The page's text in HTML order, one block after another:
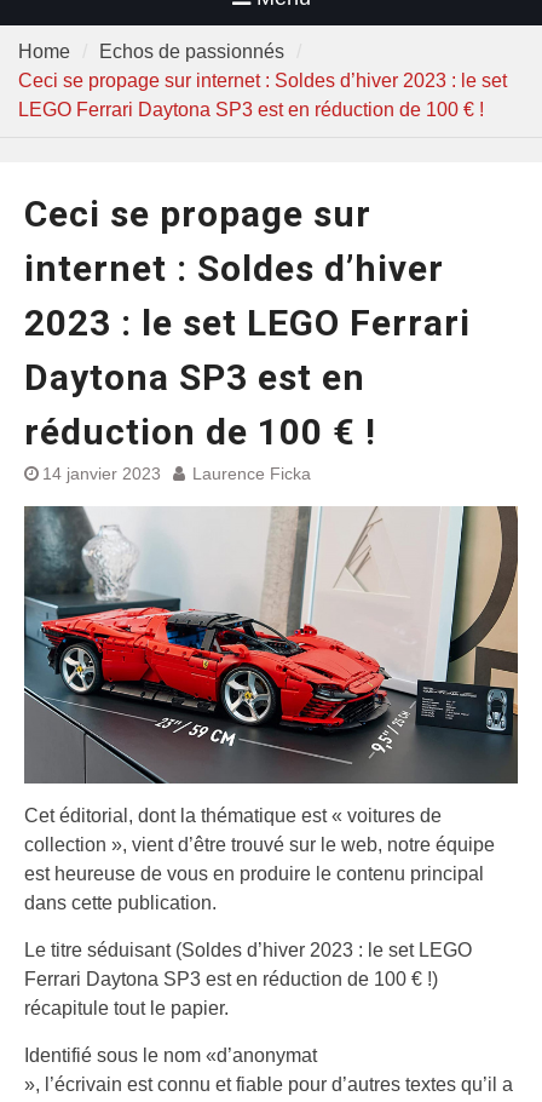
Home
Echos de passionnés
Ceci se propage sur internet : Soldes d’hiver 2023 : le set
LEGO Ferrari Daytona SP3 est en réduction de 100 € !
Ceci se propage sur
internet : Soldes d’hiver
2023 : le set LEGO Ferrari
Daytona SP3 est en
réduction de 100 € !
14 janvier 2023 Laurence Ficka
Cet éditorial, dont la thématique est « voitures de
collection », vient d’être trouvé sur le web, notre équipe
est heureuse de vous en produire le contenu principal
dans cette publication.
Le titre séduisant (Soldes d’hiver 2023 : le set LEGO
Ferrari Daytona SP3 est en réduction de 100 € !)
récapitule tout le papier.
Identifié sous le nom «d’anonymat
», l’écrivain est connu et fiable pour d’autres textes qu’il a